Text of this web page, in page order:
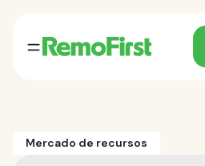
Mercado de recursos